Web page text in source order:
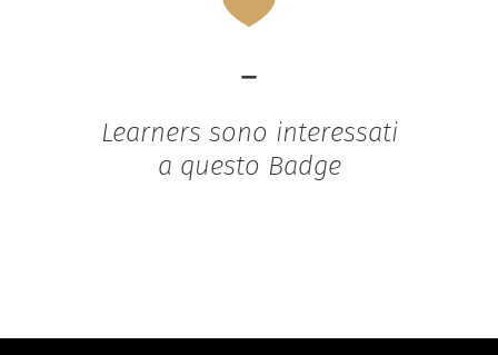
-
Learners sono interessati
a questo Badge